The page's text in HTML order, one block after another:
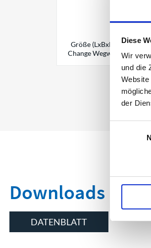
Diese
Wir
und die
der
Größe (LxBxH): ca.
Change Wegwerf-Inlay
Downloads
DATENBLATT